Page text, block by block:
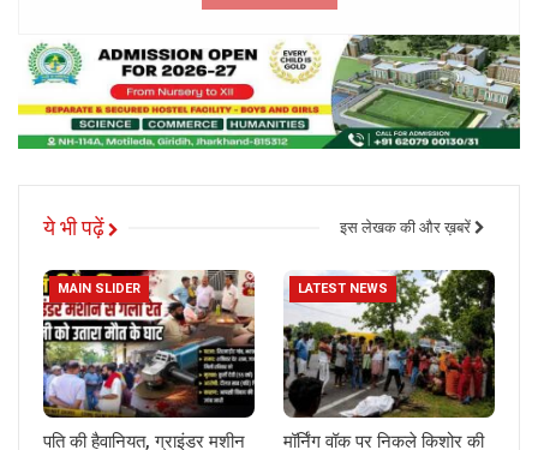
ये भी पढ़ें इस लेखक की और ख़बरें
MAIN SLIDER
पति की हैवानियत, ग्राइंडर मशीन
LATEST NEWS
मॉर्निंग वॉक पर निकले किशोर की